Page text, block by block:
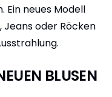
Ein neues Modell
Jeans oder Röcken
BLUSEN